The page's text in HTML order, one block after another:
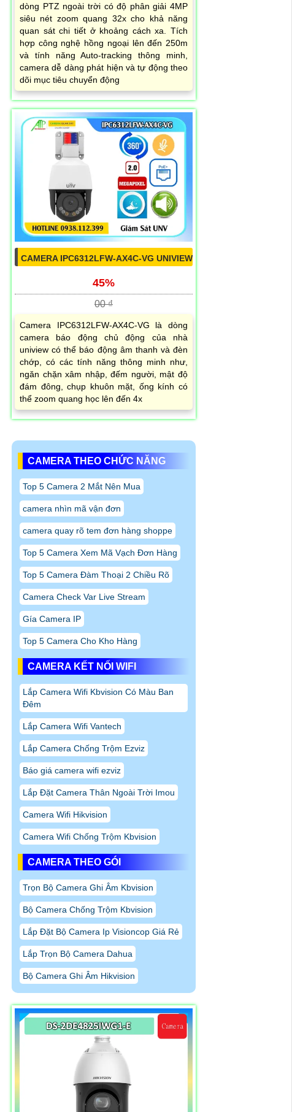
dòng PTZ ngoài trời có độ phân giải 4MP
siêu nét zoom quang 32x cho khả năng
quan sát chi tiết ở khoảng cách xa. Tích
hợp công nghệ hồng ngoại lên đến 250m
và tính năng Auto-tracking thông minh,
camera dễ dàng phát hiện và tự động theo
dõi mục tiêu chuyển động
CAMERA IPC6312LFW-AX4C-VG UNIVIEW
45%
00 ₫
Camera IPC6312LFW-AX4C-VG là dòng
camera báo động chủ động của nhà
uniview có thể báo động âm thanh và đèn
chớp, có các tính năng thông minh như,
ngăn chặn xâm nhập, đếm người, mật độ
đám đông, chụp khuôn mặt, ống kính có
thể zoom quang học lên đến 4x
CAMERA THEO CHỨC NĂNG
Top 5 Camera 2 Mắt Nên Mua
camera nhìn mã vận đơn
camera quay rõ tem đơn hàng shoppe
Top 5 Camera Xem Mã Vạch Đơn Hàng
Top 5 Camera Đàm Thoại 2 Chiều Rõ
Camera Check Var Live Stream
Gía Camera IP
Top 5 Camera Cho Kho Hàng
CAMERA KẾT NỐI WIFI
Lắp Camera Wifi Kbvision Có Màu Ban
Đêm
Lắp Camera Wifi Vantech
Lắp Camera Chống Trộm Ezviz
Báo giá camera wifi ezviz
Lắp Đặt Camera Thân Ngoài Trời Imou
Camera Wifi Hikvision
Camera Wifi Chống Trộm Kbvision
CAMERA THEO GÓI
Trọn Bộ Camera Ghi Âm Kbvision
Bộ Camera Chống Trộm Kbvision
Lắp Đặt Bộ Camera Ip Visioncop Giá Rẻ
Lắp Trọn Bộ Camera Dahua
Bộ Camera Ghi Âm Hikvision